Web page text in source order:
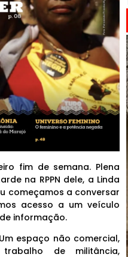
fim de semana. Plena
na RPPN dele, a Linda
começamos a conversar
acesso a um veículo
informação.
espaço não comercial,
de militância,